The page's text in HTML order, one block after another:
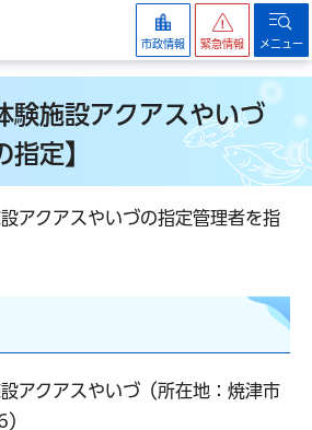
市政情報 緊急情報 メニュー
験施設アクアスやいづ
指定】
アクアスやいづの指定管理者を指
アクアスやいづ（所在地：焼津市